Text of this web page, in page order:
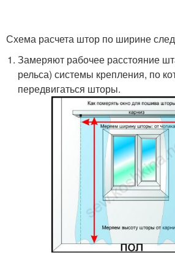
Схема расчета штор по ширине
Замеряют рабочее расстояние
рельса) системы крепления, по
передвигаться шторы.